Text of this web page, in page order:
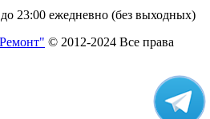
23:00 ежедневно (без выходных)
© 2012-2024 Все права